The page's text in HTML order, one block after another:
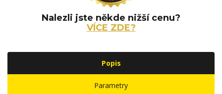
Nalezli jste někde nižší cenu?
VÍCE ZDE?
Popis
Parametry